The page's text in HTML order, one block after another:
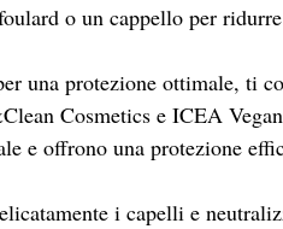
o un cappello per ridurre
una protezione ottimale, ti
Cosmetics e ICEA
e offrono una protezione
i capelli e